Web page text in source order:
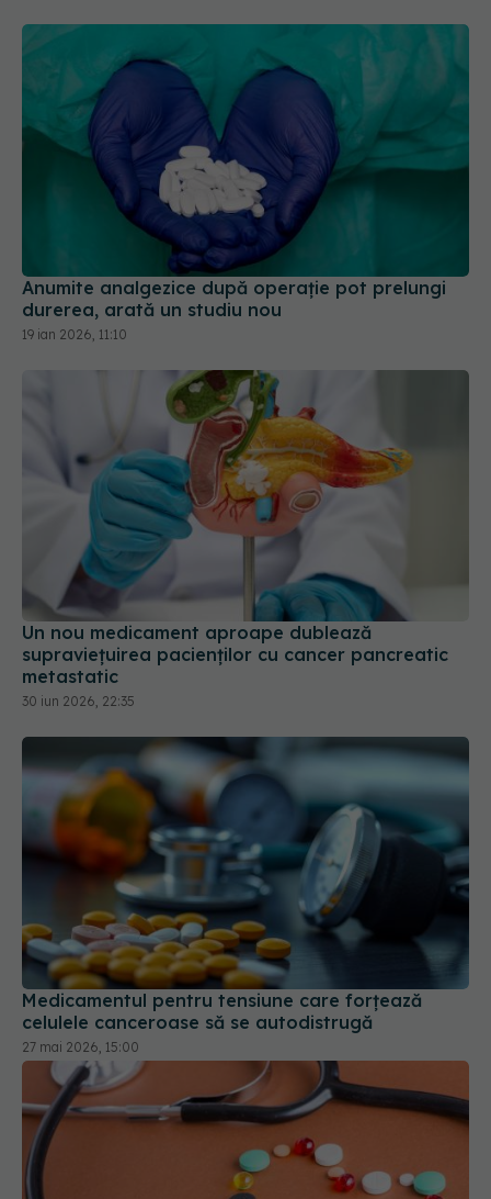
Anumite analgezice după operație pot prelungi
durerea, arată un studiu nou
19 ian 2026, 11:10
Un nou medicament aproape dublează
supraviețuirea pacienților cu cancer pancreatic
metastatic
30 iun 2026, 22:35
Medicamentul pentru tensiune care forțează
celulele canceroase să se autodistrugă
27 mai 2026, 15:00